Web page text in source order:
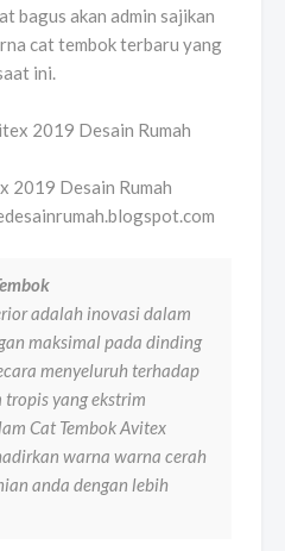
bagus akan admin sajikan
cat tembok terbaru yang
ini.
2019 Desain Rumah
adalah inovasi dalam
maksimal pada dinding
menyeluruh terhadap
yang ekstrim
Cat Tembok Avitex
warna warna cerah
anda dengan lebih